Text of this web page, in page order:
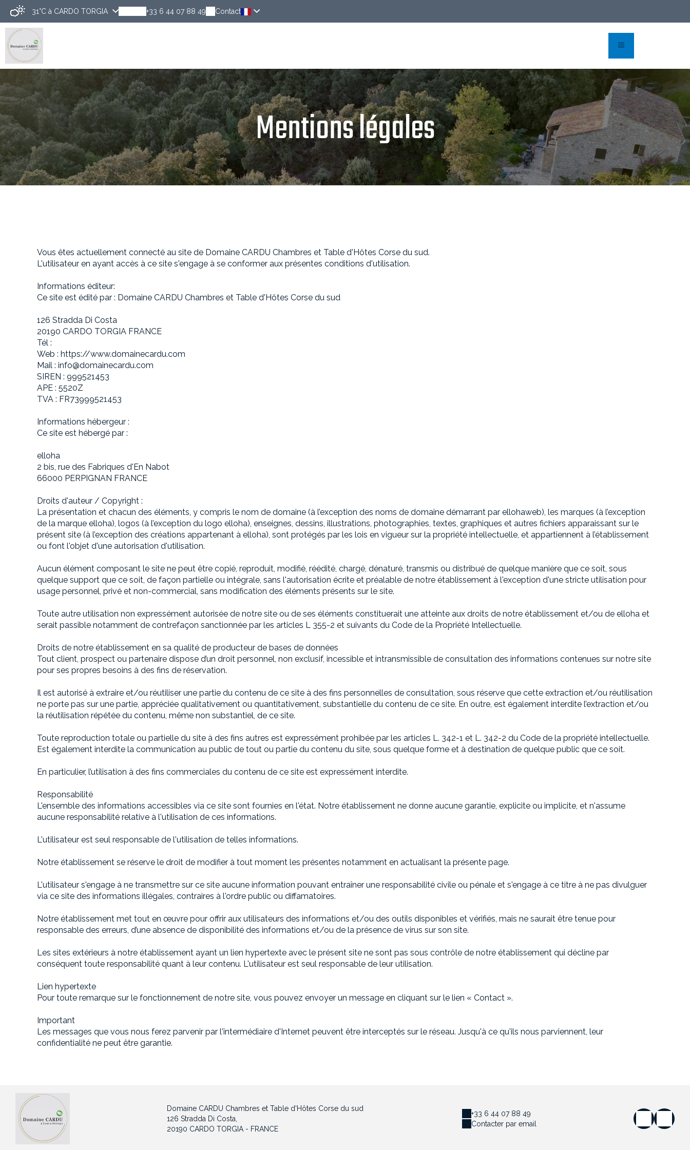
31°C à CARDO TORGIA +33 6 44 07 88 49 Contact
Découvrir Chambres Autour de chez nous News Réserver
Mentions légales
Vous êtes actuellement connecté au site de Domaine CARDU Chambres et Table d'Hôtes Corse du sud.
L'utilisateur en ayant accès à ce site s'engage à se conformer aux présentes conditions d'utilisation.
Informations éditeur:
Ce site est édité par : Domaine CARDU Chambres et Table d'Hôtes Corse du sud
126 Stradda Di Costa
20190 CARDO TORGIA FRANCE
Tél :
Web : https://www.domainecardu.com
Mail : info@domainecardu.com
SIREN : 999521453
APE : 5520Z
TVA : FR73999521453
Informations hébergeur :
Ce site est hébergé par :
elloha
2 bis, rue des Fabriques d'En Nabot
66000 PERPIGNAN FRANCE
Droits d'auteur / Copyright :
La présentation et chacun des éléments, y compris le nom de domaine (à l’exception des noms de domaine démarrant par ellohaweb), les marques (à l’exception
de la marque elloha), logos (à l’exception du logo elloha), enseignes, dessins, illustrations, photographies, textes, graphiques et autres fichiers apparaissant sur le
présent site (à l’exception des créations appartenant à elloha), sont protégés par les lois en vigueur sur la propriété intellectuelle, et appartiennent à l’établissement
ou font l'objet d'une autorisation d'utilisation.
Aucun élément composant le site ne peut être copié, reproduit, modifié, réédité, chargé, dénaturé, transmis ou distribué de quelque manière que ce soit, sous
quelque support que ce soit, de façon partielle ou intégrale, sans l'autorisation écrite et préalable de notre établissement à l'exception d'une stricte utilisation pour
usage personnel, privé et non-commercial, sans modification des éléments présents sur le site.
Toute autre utilisation non expressément autorisée de notre site ou de ses éléments constituerait une atteinte aux droits de notre établissement et/ou de elloha et
serait passible notamment de contrefaçon sanctionnée par les articles L 355-2 et suivants du Code de la Propriété Intellectuelle.
Droits de notre établissement en sa qualité de producteur de bases de données
Tout client, prospect ou partenaire dispose d’un droit personnel, non exclusif, incessible et intransmissible de consultation des informations contenues sur notre site
pour ses propres besoins à des fins de réservation.
Il est autorisé à extraire et/ou réutiliser une partie du contenu de ce site à des fins personnelles de consultation, sous réserve que cette extraction et/ou réutilisation
ne porte pas sur une partie, appréciée qualitativement ou quantitativement, substantielle du contenu de ce site. En outre, est également interdite l’extraction et/ou
la réutilisation répétée du contenu, même non substantiel, de ce site.
Toute reproduction totale ou partielle du site à des fins autres est expressément prohibée par les articles L. 342-1 et L. 342-2 du Code de la propriété intellectuelle.
Est également interdite la communication au public de tout ou partie du contenu du site, sous quelque forme et à destination de quelque public que ce soit.
En particulier, l’utilisation à des fins commerciales du contenu de ce site est expressément interdite.
Responsabilité
L'ensemble des informations accessibles via ce site sont fournies en l'état. Notre établissement ne donne aucune garantie, explicite ou implicite, et n'assume
aucune responsabilité relative à l'utilisation de ces informations.
L'utilisateur est seul responsable de l'utilisation de telles informations.
Notre établissement se réserve le droit de modifier à tout moment les présentes notamment en actualisant la présente page.
L'utilisateur s'engage à ne transmettre sur ce site aucune information pouvant entraîner une responsabilité civile ou pénale et s'engage à ce titre à ne pas divulguer
via ce site des informations illégales, contraires à l'ordre public ou diffamatoires.
Notre établissement met tout en œuvre pour offrir aux utilisateurs des informations et/ou des outils disponibles et vérifiés, mais ne saurait être tenue pour
responsable des erreurs, d’une absence de disponibilité des informations et/ou de la présence de virus sur son site.
Les sites extérieurs à notre établissement ayant un lien hypertexte avec le présent site ne sont pas sous contrôle de notre établissement qui décline par
conséquent toute responsabilité quant à leur contenu. L'utilisateur est seul responsable de leur utilisation.
Lien hypertexte
Pour toute remarque sur le fonctionnement de notre site, vous pouvez envoyer un message en cliquant sur le lien « Contact ».
Important
Les messages que vous nous ferez parvenir par l'intermédiaire d'Internet peuvent être interceptés sur le réseau. Jusqu'à ce qu'ils nous parviennent, leur
confidentialité ne peut être garantie.
Domaine CARDU Chambres et Table d'Hôtes Corse du sud
126 Stradda Di Costa,
20190 CARDO TORGIA - FRANCE
+33 6 44 07 88 49
Contacter par email